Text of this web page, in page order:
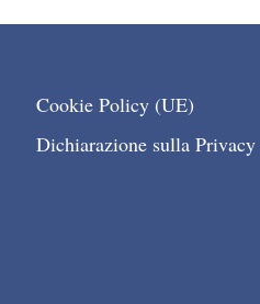
Cookie Policy (UE)
Dichiarazione sulla